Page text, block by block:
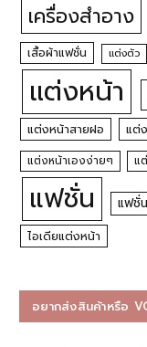
เครื่องสำอาง
เสื้อผ้าแฟชั่น แต่งตัว
แต่งหน้า
แต่งหน้าสายฝอ แต่
แต่งหน้าเองง่ายๆ แ
แฟชั่น แฟชั่
ไอเดียแต่งหน้า
อยากส่งสินค้าหรือ